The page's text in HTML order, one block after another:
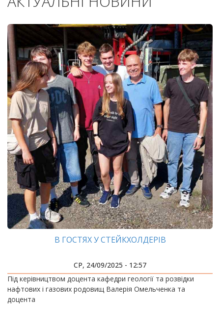
В ГОСТЯХ У СТЕЙКХОЛДЕРІВ
СР, 24/09/2025 - 12:57
Під керівництвом доцента кафедри геології та розвідки
нафтових і газових родовищ Валерія Омельченка та
доцента